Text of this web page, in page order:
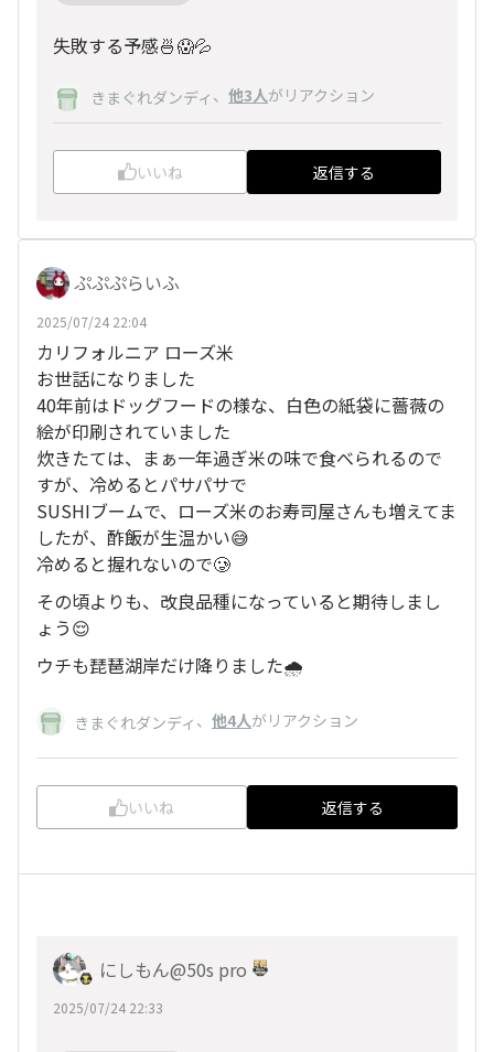
失敗する予感🍜😱💦
きまぐれダンディ 、 他3人がリアクション
いいね 返信する
ぷぷぷらいふ
2025/07/24 22:04
カリフォルニア ローズ米
お世話になりました
40年前はドッグフードの様な、白色の紙袋に薔薇の
絵が印刷されていました
炊きたては、まぁ一年過ぎ米の味で食べられるので
すが、冷めるとパサパサで
SUSHIブームで、ローズ米のお寿司屋さんも増えてま
したが、酢飯が生温かい😅
冷めると握れないので🥲
その頃よりも、改良品種になっていると期待しまし
ょう😌
ウチも琵琶湖岸だけ降りました🌧️
きまぐれダンディ 、 他4人がリアクション
いいね 返信する
にしもん@50s pro
2025/07/24 22:33